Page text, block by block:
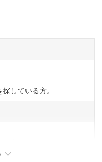
している方。